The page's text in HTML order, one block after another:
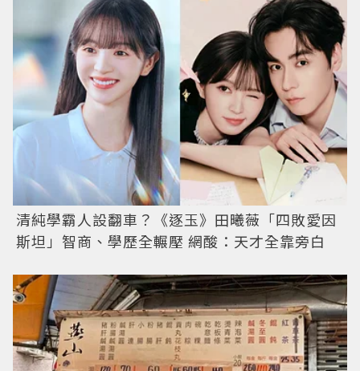
清純學霸人設翻車？《逐玉》田曦薇「四敗愛因
斯坦」智商、學歷全輾壓 網酸：天才全靠旁白